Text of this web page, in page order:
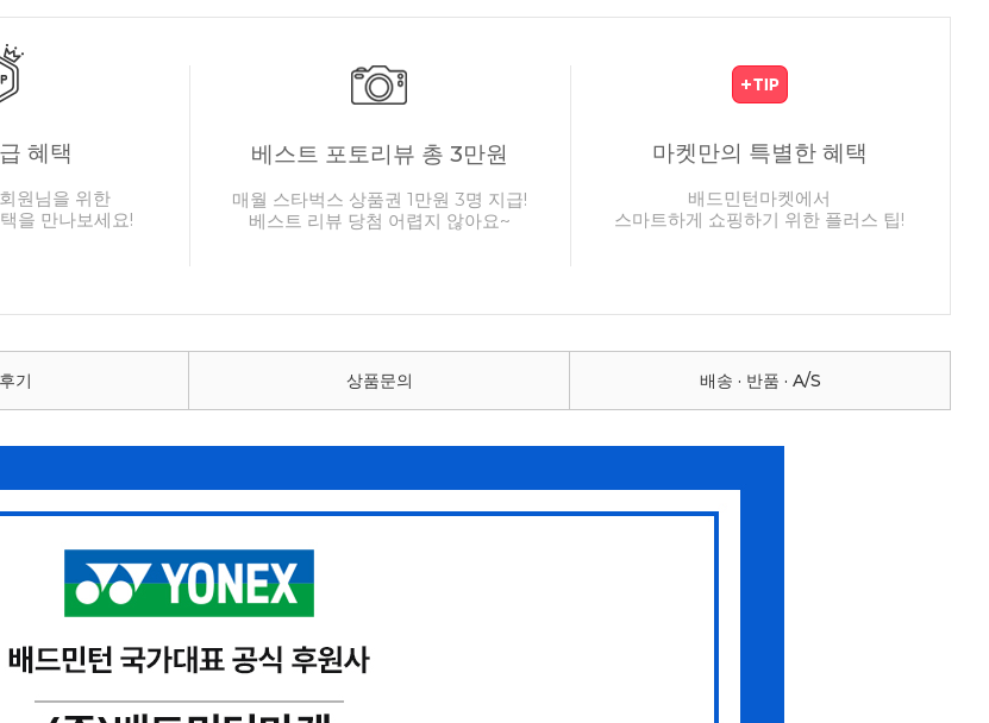
혜택
원님을 위한
을 만나보세요!
베스트 포토리뷰 총 3만원
매월 스타벅스 상품권 1만원 3명 지급!
베스트 리뷰 당첨 어렵지 않아요~
마켓만의 특별한 혜택
배드민턴마켓에서
스마트하게 쇼핑하기 위한 플러스 팁!
기 상품문의 배송 · 반품 · A/S